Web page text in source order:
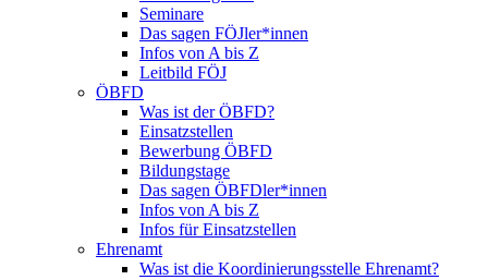
Seminare
Das sagen FÖJler*innen
Infos von A bis Z
Leitbild FÖJ
ÖBFD
Was ist der ÖBFD?
Einsatzstellen
Bewerbung ÖBFD
Bildungstage
Das sagen ÖBFDler*innen
Infos von A bis Z
Infos für Einsatzstellen
Ehrenamt
Was ist die Koordinierungsstelle Ehrenamt?